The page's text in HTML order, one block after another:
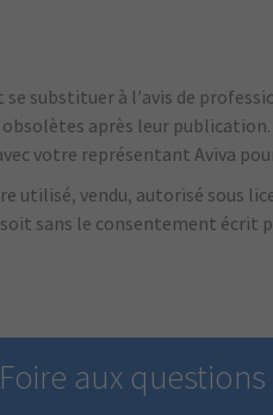
substituer à l’avis de
après leur publication.
votre représentant Aviva
utilisé, vendu, autorisé sous
sans le consentement écrit
Foire aux questions